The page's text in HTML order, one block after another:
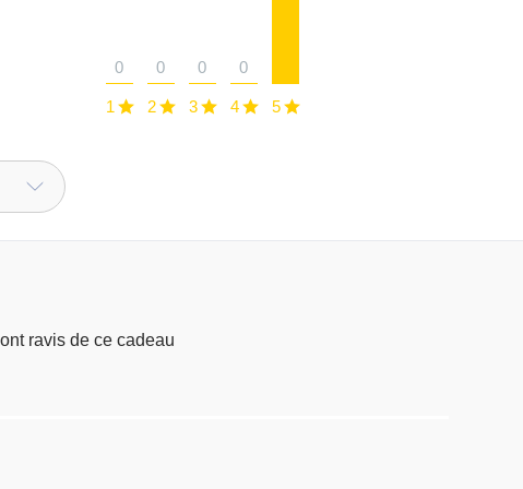
1
0
2
0
3
0
4
0
5
sont ravis de ce cadeau